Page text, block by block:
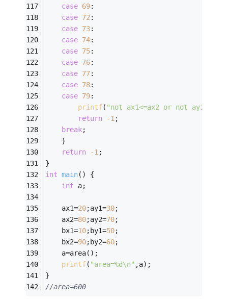
case 69:
case 72:
case 73:
case 74:
case 75:
case 76:
case 77:
case 78:
case 79:
printf( "not ax1<=ax2 or not
return
-1;
break;
    }
return
-1;
}
int main()
{
int a;
    ax1=
20;ay1=30;
    ax2=
80;ay2=70;
    bx1=
10;by1=50;
    bx2=
90;by2=60;
    a=area();
printf( "area=%d\n" ,a);
}
//area=600